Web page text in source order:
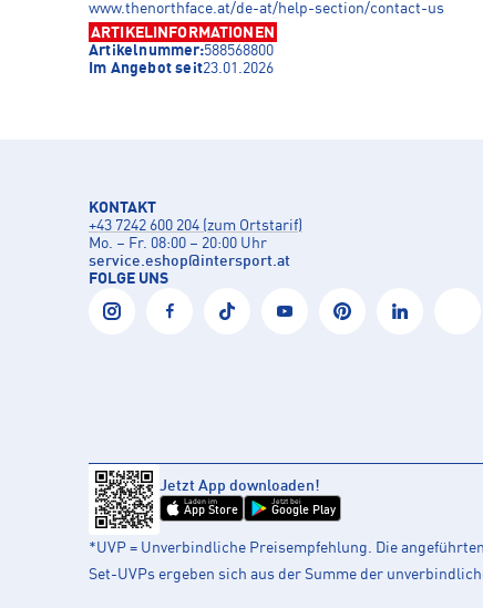
www.thenorthface.at/de-at/help-section/contact-us
ARTIKELINFORMATIONEN
Artikelnummer:588568800
Im Angebot seit23.01.2026
KONTAKT
+43 7242 600 204 (zum Ortstarif)
Mo. – Fr. 08:00 – 20:00 Uhr
service.eshop@intersport.at
FOLGE UNS
Jetzt App downloaden!
Laden im
App Store
Jetzt bei
Google Play
*UVP = Unverbindliche Preisempfehlung. Die
Set-UVPs ergeben sich aus der Summe der